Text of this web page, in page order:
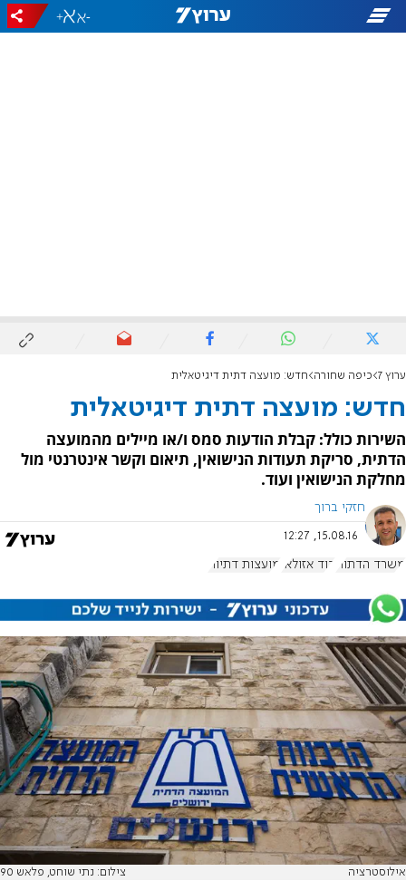
-
+
ערוץ 7 כיפה שחורה חדש: מועצה דתית דיגיטאלית
חדש: מועצה דתית דיגיטאלית
השירות כולל: קבלת הודעות סמס ו/או מיילים מהמועצה
הדתית, סריקת תעודות הנישואין, תיאום וקשר אינטרנטי מול
מחלקת הנישואין ועוד.
חזקי ברוך
15.08.16, 12:27
משרד הדתות דוד אזולאי מועצות דתיות
אילוסטרציה צילום: נתי שוחט, פלאש 90